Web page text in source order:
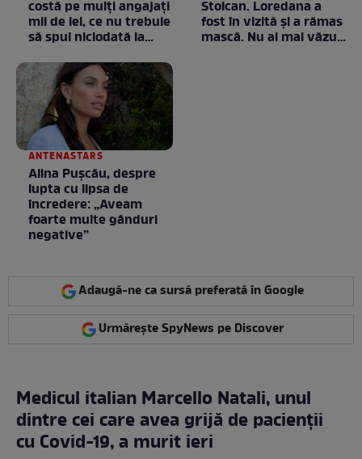
costă pe mulți angajați
mii de lei, ce nu trebuie
să spui niciodată la
Stoican. Loredana a
fost în vizită și a rămas
mască. Nu ai mai văzut
ANTENASTARS
Alina Pușcău, despre
lupta cu lipsa de
încredere: „Aveam
foarte multe gânduri
negative”
Adaugă-ne ca sursă preferată în Google
Urmărește SpyNews pe Discover
Medicul italian Marcello Natali, unul
dintre cei care avea grijă de pacienții
cu Covid-19, a murit ieri